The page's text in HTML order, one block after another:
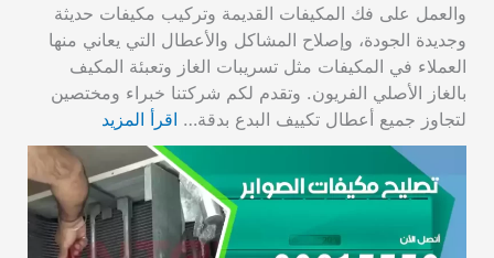
والعمل على فك المكيفات القديمة وتركيب مكيفات حديثة
وجديدة الجودة، وإصلاح المشاكل والأعطال التي يعاني منها
العملاء في المكيفات مثل تسريبات الغاز وتعبئة المكيف
بالغاز الأصلي الفريون. وتقدم لكم شركتنا خبراء ومختصين
لتجاوز جميع أعطال تكييف البدع بدقة… اقرأ المزيد